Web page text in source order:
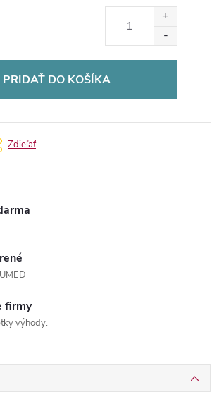
PRIDAŤ DO KOŠÍKA
Zdieľať
firmy
výhody.